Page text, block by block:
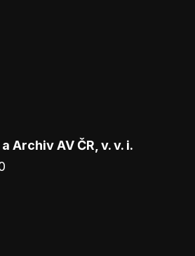
Archiv AV ČR, v. v. i.